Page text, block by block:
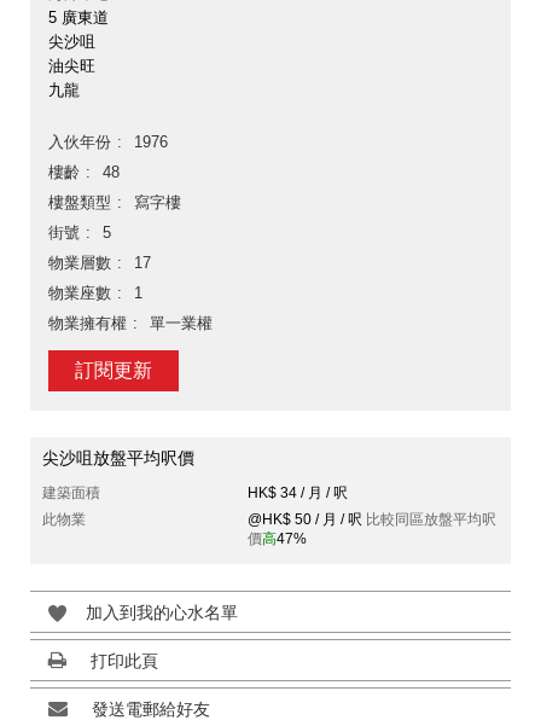
5 廣東道
尖沙咀
油尖旺
九龍
入伙年份
1976
樓齡
48
樓盤類型
寫字樓
街號
5
物業層數
17
物業座數
1
物業擁有權
單一業權
訂閱更新
尖沙咀放盤平均呎價
建築面積
HK$ 34 / 月 / 呎
此物業
@HK$ 50 / 月 / 呎 比較同區放盤平均呎
價高47%
加入到我的心水名單
打印此頁
發送電郵給好友